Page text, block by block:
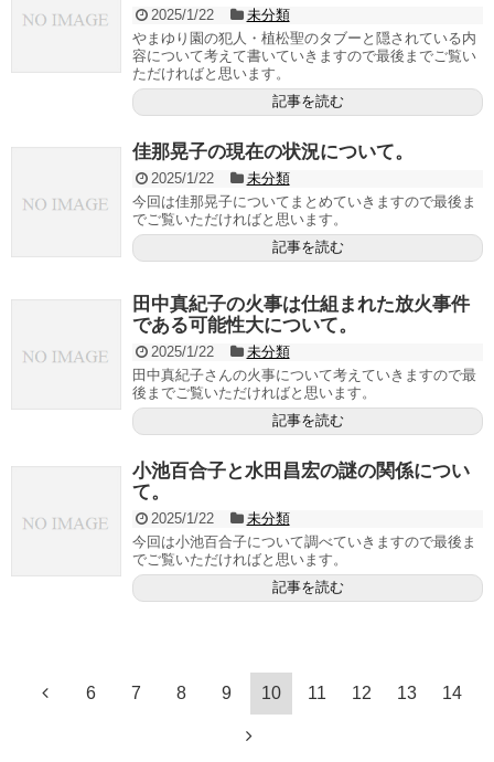
2025/1/22
未分類
やまゆり園の犯人・植松聖のタブーと隠されている内
容について考えて書いていきますので最後までご覧い
ただければと思います。
記事を読む
佳那晃子の現在の状況について。
2025/1/22
未分類
今回は佳那晃子についてまとめていきますので最後ま
でご覧いただければと思います。
記事を読む
田中真紀子の火事は仕組まれた放火事件
である可能性大について。
2025/1/22
未分類
田中真紀子さんの火事について考えていきますので最
後までご覧いただければと思います。
記事を読む
小池百合子と水田昌宏の謎の関係につい
て。
2025/1/22
未分類
今回は小池百合子について調べていきますので最後ま
でご覧いただければと思います。
記事を読む
6 7 8 9 10 11 12 13 14